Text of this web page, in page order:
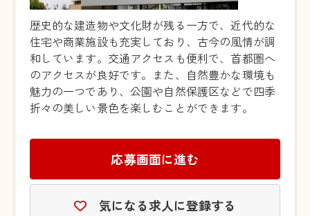
歴史的な建造物や文化財が残る一方で、近代的な
住宅や商業施設も充実しており、古今の風情が調
和しています。交通アクセスも便利で、首都圏へ
のアクセスが良好です。また、自然豊かな環境も
魅力の一つであり、公園や自然保護区などで四季
折々の美しい景色を楽しむことができます。
応募画面に進む
気になる求人に登録する